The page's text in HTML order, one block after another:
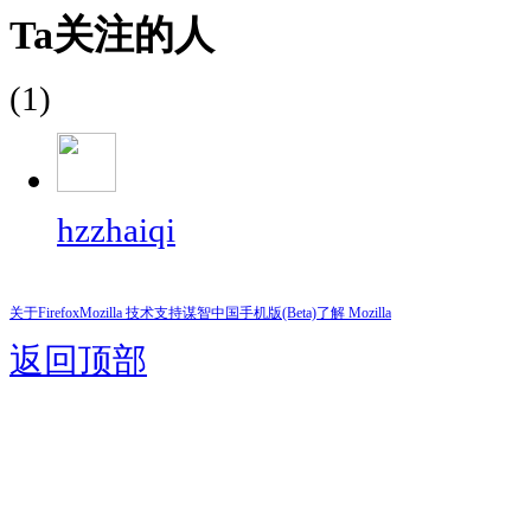
Ta关注的人
(1)
hzzhaiqi
关于FirefoxMozilla 技术支持谋智中国手机版(Beta)了解 Mozilla
返回顶部